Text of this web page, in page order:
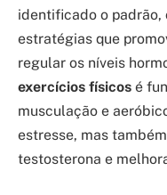
identificado o padrão,
estratégias que
regular os níveis
exercícios físicos é
musculação e
estresse, mas
testosterona e